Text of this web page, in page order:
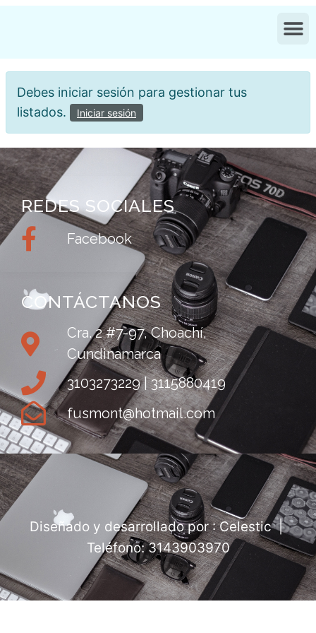
Debes iniciar sesión para gestionar tus
listados.
Iniciar sesión
CONTÁCTANOS
Cra. 2 #7-97, Choachí,
Cundinamarca
3103273229 | 3115880419
fusmont@hotmail.com
REDES SOCIALES
Facebook
Diseñado y desarrollado por : Celestic |
Teléfono: 3143903970